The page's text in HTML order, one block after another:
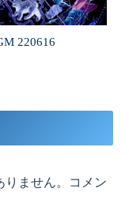
220616
りません。コメン